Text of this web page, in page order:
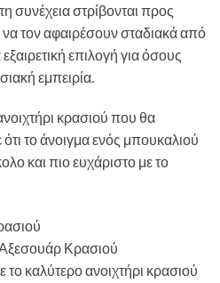
συνέχεια στρίβονται προς
να τον αφαιρέσουν σταδιακά από
επιλογή για όσους
εμπειρία.
κρασιού που θα
το άνοιγμα ενός μπουκαλιού
και πιο ευχάριστο με το
Κρασιού
το καλύτερο ανοιχτήρι κρασιού